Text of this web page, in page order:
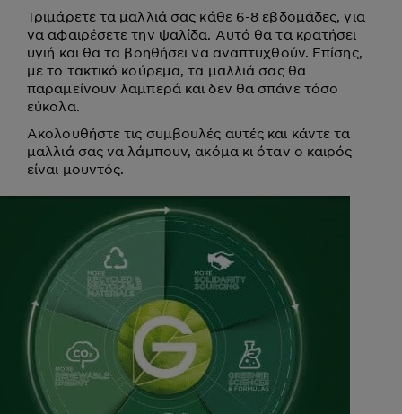
Τριμάρετε τα μαλλιά σας κάθε 6-8 εβδομάδες, για
να αφαιρέσετε την ψαλίδα. Αυτό θα τα κρατήσει
υγιή και θα τα βοηθήσει να αναπτυχθούν. Επίσης,
με το τακτικό κούρεμα, τα μαλλιά σας θα
παραμείνουν λαμπερά και δεν θα σπάνε τόσο
εύκολα.
Ακολουθήστε τις συμβουλές αυτές και κάντε τα
μαλλιά σας να λάμπουν, ακόμα κι όταν ο καιρός
είναι μουντός.